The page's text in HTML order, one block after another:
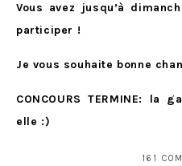
Vous avez jusqu’à
participer !
Je vous souhaite bonne
CONCOURS TERMINE: la
elle :)
161